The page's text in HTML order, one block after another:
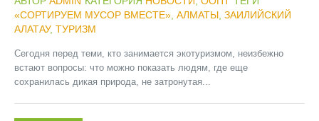
«СОРТИРУЕМ МУСОР ВМЕСТЕ» АЛМАТЫ ЗАИЛИЙСКИЙ
АЛАТАУ, ТУРИЗМ
Сегодня перед теми, кто занимается экотуризмом, неизбежно
встают вопросы: что можно показать людям, где еще
сохранилась дикая природа, не затронутая...